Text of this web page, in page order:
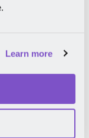
Learn more